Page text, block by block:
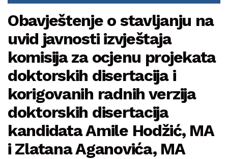
Obavještenje o stavljanju na
uvid javnosti izvještaja
komisija za ocjenu projekata
doktorskih disertacija i
korigovanih radnih verzija
doktorskih disertacija
kandidata Amile Hodžić, MA
i Zlatana Aganovića, MA